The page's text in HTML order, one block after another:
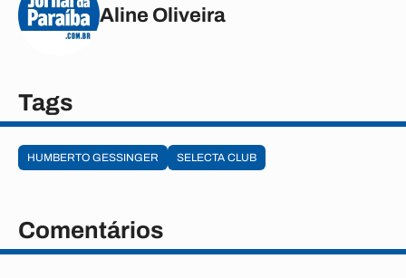
Aline Oliveira
Tags
HUMBERTO GESSINGER SELECTA CLUB
Comentários